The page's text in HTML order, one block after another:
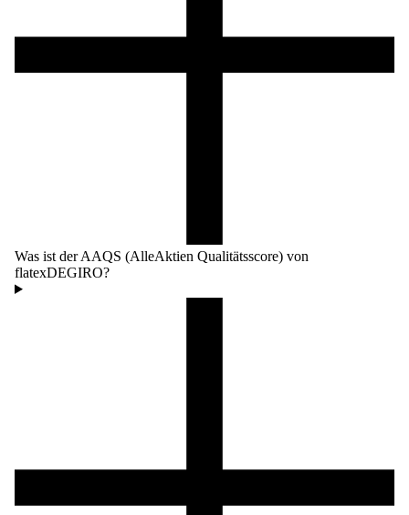
Was ist der AAQS (AlleAktien Qualitätsscore) von
flatexDEGIRO?